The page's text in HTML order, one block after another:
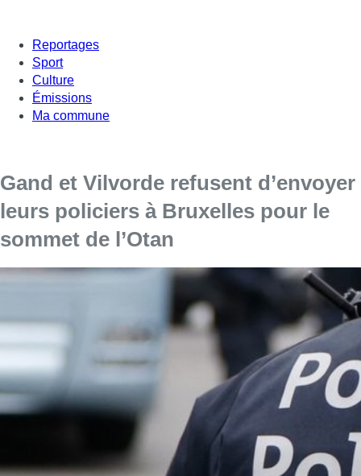
Reportages
Sport
Culture
Émissions
Ma commune
Gand et Vilvorde refusent d’envoyer
leurs policiers à Bruxelles pour le
sommet de l’Otan